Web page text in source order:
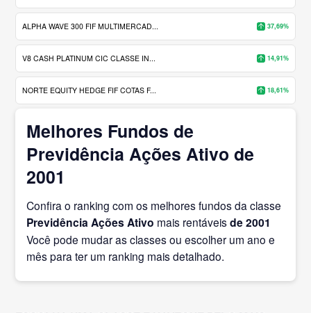
ALPHA WAVE 300 FIF MULTIMERCAD... 37,69%
V8 CASH PLATINUM CIC CLASSE IN... 14,91%
NORTE EQUITY HEDGE FIF COTAS F... 18,61%
Melhores Fundos de
Previdência Ações Ativo de
2001
Confira o ranking com os melhores fundos da classe
Previdência Ações Ativo mais rentáveisde 2001
Você pode mudar as classes ou escolher um ano e
mês para ter um ranking mais detalhado.